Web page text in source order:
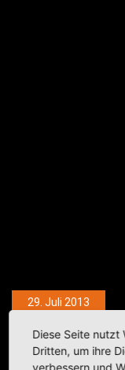
29. Juli 2013
HH
Diese Seite nutzt
Dritten, um ihre
verbessern und